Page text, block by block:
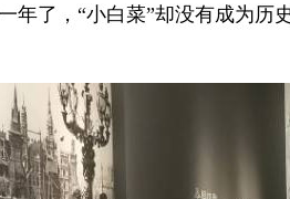
了，“小白菜”却没有成为历史